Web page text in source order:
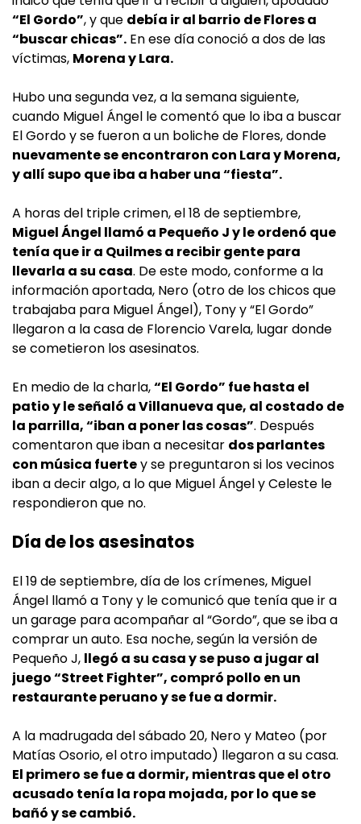
“El Gordo”, y que debía ir al barrio de Flores a
“buscar chicas”. En ese día conoció a dos de las
víctimas, Morena y Lara.
Hubo una segunda vez, a la semana siguiente,
cuando Miguel Ángel le comentó que lo iba a buscar
El Gordo y se fueron a un boliche de Flores, donde
nuevamente se encontraron con Lara y Morena,
y allí supo que iba a haber una “fiesta”.
A horas del triple crimen, el 18 de septiembre,
Miguel Ángel llamó a Pequeño J y le ordenó que
tenía que ir a Quilmes a recibir gente para
llevarla a su casa. De este modo, conforme a la
información aportada, Nero (otro de los chicos que
trabajaba para Miguel Ángel), Tony y “El Gordo”
llegaron a la casa de Florencio Varela, lugar donde
se cometieron los asesinatos.
En medio de la charla,“El Gordo” fue hasta el
patio y le señaló a Villanueva que, al costado de
la parrilla, “iban a poner las cosas”. Después
comentaron que iban a necesitar dos parlantes
con música fuertey se preguntaron si los vecinos
iban a decir algo, a lo que Miguel Ángel y Celeste le
respondieron que no.
Día de los asesinatos
El 19 de septiembre, día de los crímenes, Miguel
Ángel llamó a Tony y le comunicó que tenía que ir a
un garage para acompañar al “Gordo”, que se iba a
comprar un auto. Esa noche, según la versión de
Pequeño J, llegó a su casa y se puso a jugar al
juego “Street Fighter”, compró pollo en un
restaurante peruano y se fue a dormir.
A la madrugada del sábado 20, Nero y Mateo (por
Matías Osorio, el otro imputado) llegaron a su casa.
El primero se fue a dormir, mientras que el otro
acusado tenía la ropa mojada, por lo que se
bañó y se cambió.